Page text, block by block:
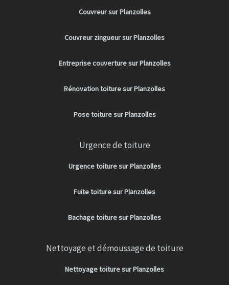
Couvreur sur Planzolles
Couvreur zingueur sur Planzolles
Entreprise couverture sur Planzolles
Rénovation toiture sur Planzolles
Pose toiture sur Planzolles
Urgence de toiture
Urgence toiture sur Planzolles
Fuite toiture sur Planzolles
Bachage toiture sur Planzolles
Nettoyage et démoussage de toiture
Nettoyage toiture sur Planzolles